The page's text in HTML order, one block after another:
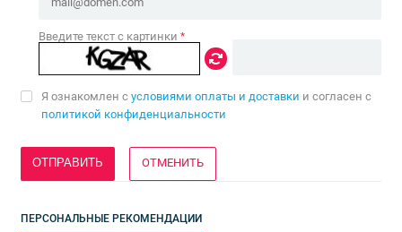
Введите текст с картинки *
Я ознакомлен с условиями оплаты и доставки и согласен с
политикой конфиденциальности
ОТМЕНИТЬ
ПЕРСОНАЛЬНЫЕ РЕКОМЕНДАЦИИ